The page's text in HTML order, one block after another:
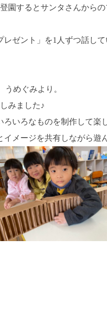
園するとサンタさんから
ゼント」を1人ずつ話して
より。
みました♪
いろなものを制作して楽
メージを共有しながら遊